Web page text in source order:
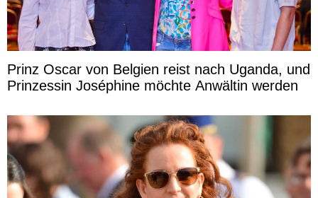
Prinz Oscar von Belgien reist nach Uganda, und
Prinzessin Joséphine möchte Anwältin werden